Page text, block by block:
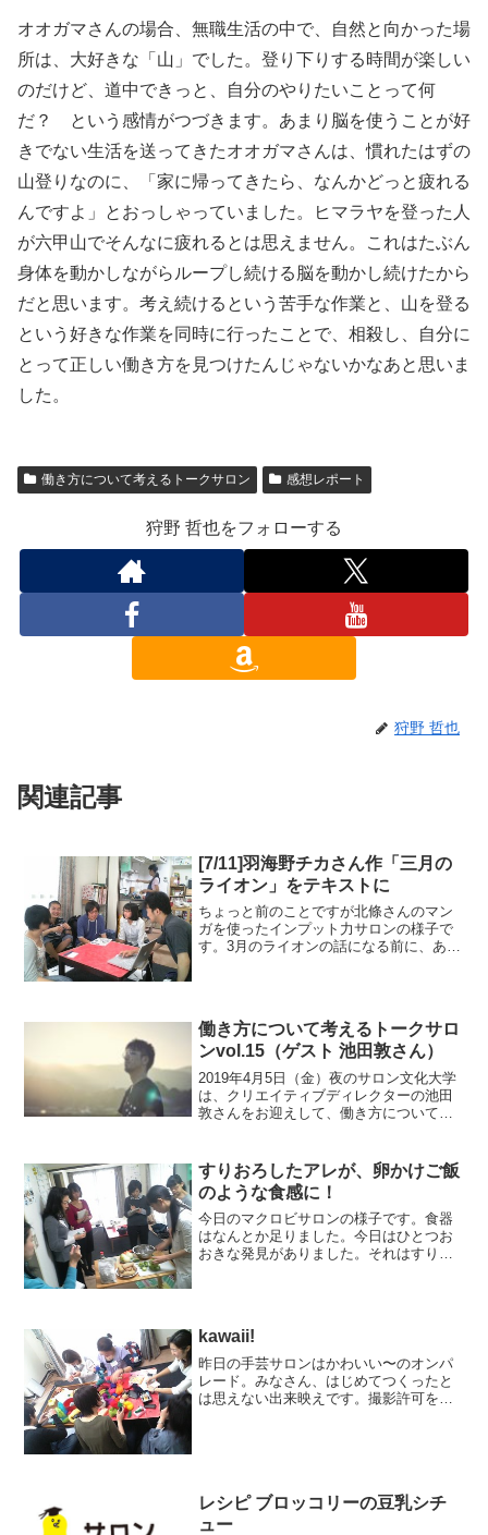
オオガマさんの場合、無職生活の中で、自然と向かった場
所は、大好きな「山」でした。登り下りする時間が楽しい
のだけど、道中できっと、自分のやりたいことって何
だ？ という感情がつづきます。あまり脳を使うことが好
きでない生活を送ってきたオオガマさんは、慣れたはずの
山登りなのに、「家に帰ってきたら、なんかどっと疲れる
んですよ」とおっしゃっていました。ヒマラヤを登った人
が六甲山でそんなに疲れるとは思えません。これはたぶん
身体を動かしながらループし続ける脳を動かし続けたから
だと思います。考え続けるという苦手な作業と、山を登る
という好きな作業を同時に行ったことで、相殺し、自分に
とって正しい働き方を見つけたんじゃないかなあと思いま
した。
働き方について考えるトークサロン 感想レポート
狩野 哲也をフォローする
狩野 哲也
関連記事
[7/11]羽海野チカさん作「三月の
ライオン」をテキストに
ちょっと前のことですが北條さんのマン
ガを使ったインプット力サロンの様子で
す。3月のライオンの話になる前に、ある
独自の分析の様子です...
働き方について考えるトークサロ
ンvol.15（ゲスト 池田敦さん）
2019年4月5日（金）夜のサロン文化大学
は、クリエイティブディレクターの池田
敦さんをお迎えして、働き方について考
すりおろしたアレが、卵かけご飯
のような食感に！
今日のマクロビサロンの様子です。食器
はなんとか足りました。今日はひとつお
おきな発見がありました。それはすりお
kawaii!
昨日の手芸サロンはかわいい〜のオンパ
レード。みなさん、はじめてつくったと
は思えない出来映えです。撮影許可をい
レシピ ブロッコリーの豆乳シチ
ュー